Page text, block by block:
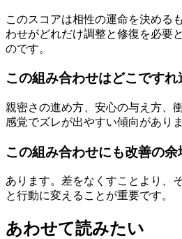
このスコアは相性の運命を決める
わせがどれだけ調整と修復を必要
のです。
この組み合わせはどこですれ
親密さの進め方、安心の与え方、
感覚でズレが出やすい傾向がありま
この組み合わせにも改善の余
あります。差をなくすことより、
と行動に変えることが重要です。
あわせて読みたい